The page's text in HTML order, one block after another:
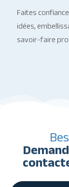
Faites
idées,
savoir-faire